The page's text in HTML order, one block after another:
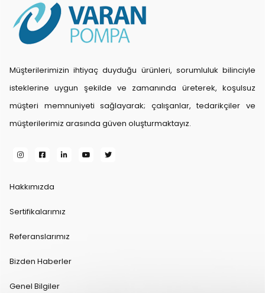
Müşterilerimizin ihtiyaç duyduğu ürünleri, sorumluluk bilinciyle
isteklerine uygun şekilde ve zamanında üreterek, koşulsuz
müşteri memnuniyeti sağlayarak; çalışanlar, tedarikçiler ve
müşterilerimiz arasında güven oluşturmaktayız.
Hakkımızda
Sertifikalarımız
Referanslarımız
Bizden Haberler
Genel Bilgiler